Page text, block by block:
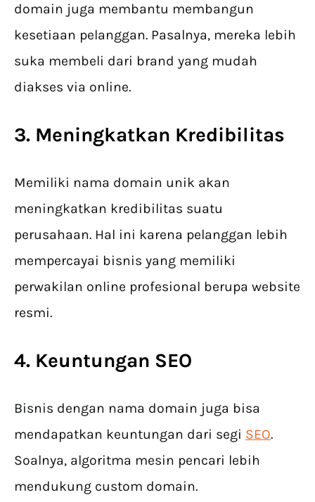
domain juga membantu membangun
kesetiaan pelanggan. Pasalnya, mereka lebih
suka membeli dari brand yang mudah
diakses via online.
3. Meningkatkan Kredibilitas
Memiliki nama domain unik akan
meningkatkan kredibilitas suatu
perusahaan. Hal ini karena pelanggan lebih
mempercayai bisnis yang memiliki
perwakilan online profesional berupa website
resmi.
4. Keuntungan SEO
Bisnis dengan nama domain juga bisa
mendapatkan keuntungan dari segi SEO.
Soalnya, algoritma mesin pencari lebih
mendukung custom domain.